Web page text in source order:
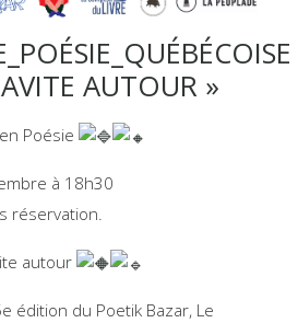
AUTOUR »
Poésie
à 18h30
réservation.
autour
édition du Poetik Bazar, Le